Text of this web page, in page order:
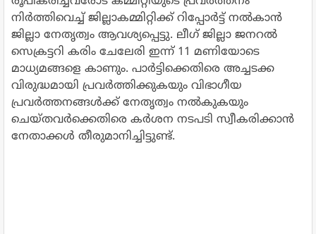
നിര്‍ത്തിവെച്ച് ജില്ലാകമ്മിറ്റിക്ക് റിപ്പോര്‍ട്ട് നല്‍കാന്‍
ജില്ലാ നേതൃത്വം ആവശ്യപ്പെട്ടു. ലീഗ് ജില്ലാ ജനറല്‍
സെക്രട്ടറി കരിം ചേലേരി ഇന്ന് 11 മണിയോടെ
മാധ്യമങ്ങളെ കാണും. പാര്‍ട്ടിക്കെതിരെ അച്ചടക്ക
വിരുദ്ധമായി പ്രവര്‍ത്തിക്കുകയും വിഭാഗീയ
പ്രവര്‍ത്തനങ്ങള്‍ക്ക് നേതൃത്വം നല്‍കുകയും
ചെയ്തവര്‍ക്കെതിരെ കര്‍ശന നടപടി സ്വീകരിക്കാന്‍
നേതാക്കള്‍ തീരുമാനിച്ചിട്ടുണ്ട്.